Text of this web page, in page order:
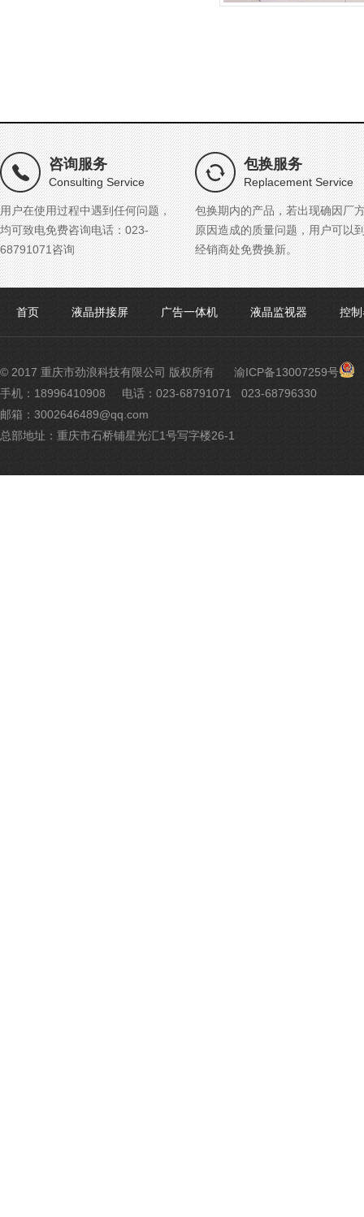
咨询服务
Consulting Service
用户在使用过程中遇到任何问题，
均可致电免费咨询电话：023-
68791071咨询
包换服务
Replacement Service
包换期内的产品，若出现确因厂
原因造成的质量问题，用户可以
经销商处免费换新。
首页 液晶拼接屏 广告一体机 液晶监视器 控
© 2017 重庆市劲浪科技有限公司 版权所有 渝ICP备13007259号 渝
手机：18996410908
电话：023-68791071 023-68796330
邮箱：3002646489@qq.com
总部地址：重庆市石桥铺星光汇1号写字楼26-1